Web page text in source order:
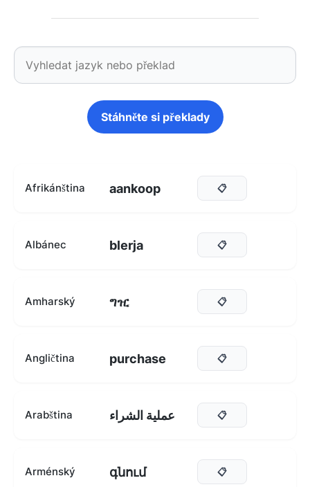
Stáhněte si překlady
Afrikánština aankoop 📋
Albánec blerja 📋
Amharský ግዢ 📋
Angličtina purchase 📋
Arabština عملية الشراء 📋
Arménský գնում 📋